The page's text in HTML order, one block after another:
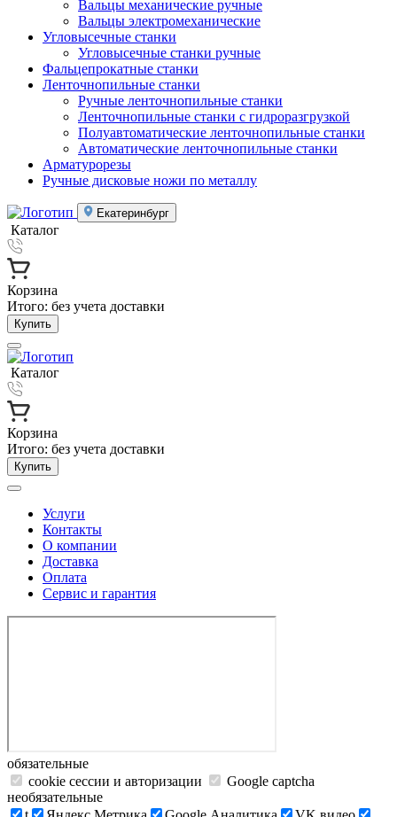
Вальцы механические ручные
Вальцы электромеханические
Угловысечные станки
Угловысечные станки ручные
Фальцепрокатные станки
Ленточнопильные станки
Ручные ленточнопильные станки
Ленточнопильные станки с гидроразгрузкой
Полуавтоматические ленточнопильные станки
Автоматические ленточнопильные станки
Арматурорезы
Ручные дисковые ножи по металлу
Екатеринбург
Каталог
Корзина
Итого: без учета доставки
Купить
Каталог
Корзина
Итого: без учета доставки
Купить
Услуги
Контакты
О компании
Доставка
Оплата
Сервис и гарантия
обязательные
cookie сессии и авторизации
Google captcha
необязательные